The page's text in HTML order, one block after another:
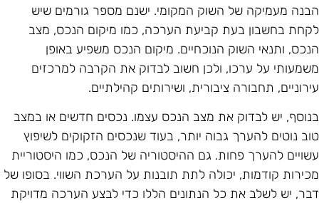
מעמיקה של השוק המקומי. ישנם מספר גורמים שיש
בחשבון בעת קביעת הערכה, כמו מיקום הנכס, מצב
ותנאי השוק הנוכחיים. מיקום הנכס משפיע באופן
על ערכו, ולכן חשוב לבדוק את הקרבה למרכזים
תחבורה ציבורית, ושירותים קהילתיים.
יש לבדוק את מצב הנכס עצמו. נכסים חדשים או במצב
נוטים להערך גבוה יותר, בעוד שנכסים הזקוקים לשיפוץ
להערך פחות. גם ההיסטוריה של הנכס, כמו היסטוריית
קודמות, יכולה לתת תובנות על הערכת השווי. בסופו של
יש לשלב את כל הנתונים הללו כדי לבצע הערכה מדויקת